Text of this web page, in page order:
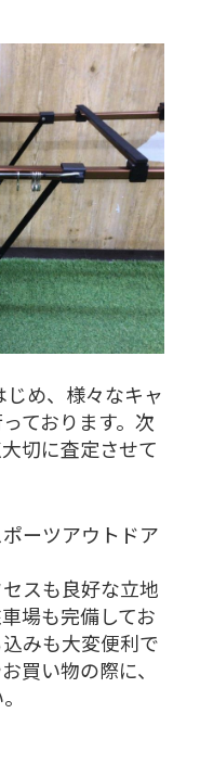
め、様々なキャ
ております。次
切に査定させて
ーツアウトドア
スも良好な立地
場も完備してお
みも大変便利で
買い物の際に、